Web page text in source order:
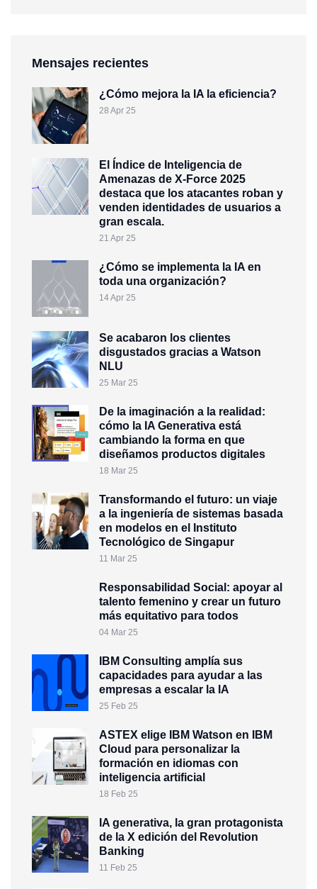
Mensajes recientes
¿Cómo mejora la IA la eficiencia?
28 Apr 25
El Índice de Inteligencia de
Amenazas de X-Force 2025
destaca que los atacantes roban y
venden identidades de usuarios a
gran escala.
21 Apr 25
¿Cómo se implementa la IA en
toda una organización?
14 Apr 25
Se acabaron los clientes
disgustados gracias a Watson
NLU
25 Mar 25
De la imaginación a la realidad:
cómo la IA Generativa está
cambiando la forma en que
diseñamos productos digitales
18 Mar 25
Transformando el futuro: un viaje
a la ingeniería de sistemas basada
en modelos en el Instituto
Tecnológico de Singapur
11 Mar 25
Responsabilidad Social: apoyar al
talento femenino y crear un futuro
más equitativo para todos
04 Mar 25
IBM Consulting amplía sus
capacidades para ayudar a las
empresas a escalar la IA
25 Feb 25
ASTEX elige IBM Watson en IBM
Cloud para personalizar la
formación en idiomas con
inteligencia artificial
18 Feb 25
IA generativa, la gran protagonista
de la X edición del Revolution
Banking
11 Feb 25